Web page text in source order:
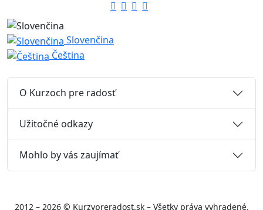
Slovenčina
Čeština
O Kurzoch pre radosť
Užitočné odkazy
Mohlo by vás zaujímať
2012 – 2026 © Kurzypreradost.sk – Všetky práva vyhradené.